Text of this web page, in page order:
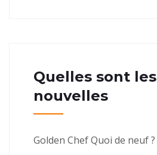
Quelles sont les
nouvelles
Golden Chef Quoi de neuf ?